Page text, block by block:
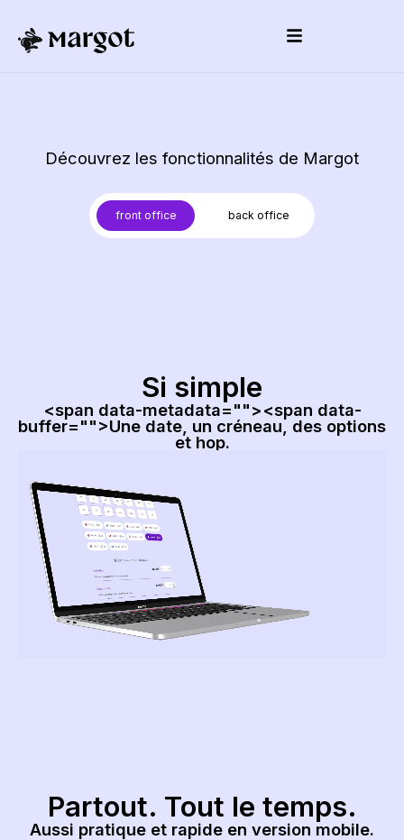
Découvrez les fonctionnalités de Margot
front office back office
Si simple
<span data-metadata=""><span data-
buffer="">Une date, un créneau, des options
et hop.
Partout. Tout le temps.
Aussi pratique et rapide en version mobile.
1 écran et voilà
Nous avons mis toute notre énergie
pour consommer moins d’énergie